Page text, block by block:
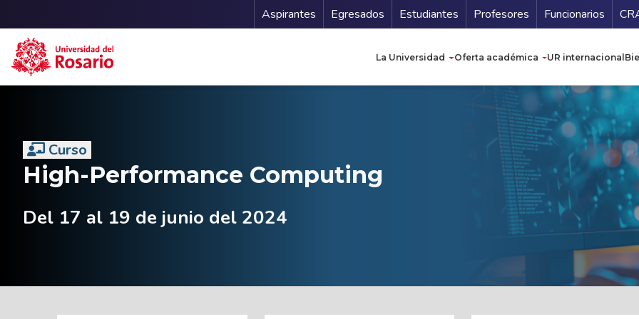
Menu Secundario
Aspirantes Egresados Estudiantes Profesores Funcionarios
La Universidad Oferta académica UR internacional
Curso
High-Performance Computing
Del 17 al 19 de junio del 2024